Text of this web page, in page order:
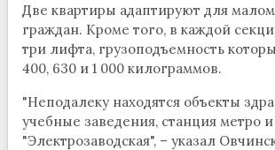
Две квартиры адаптируют для
граждан. Кроме того, в каждой
три лифта, грузоподъемность
400, 630 и 1 000 килограммов.
"Неподалеку находятся объекты
учебные заведения, станция метро
"Электрозаводская", – указал